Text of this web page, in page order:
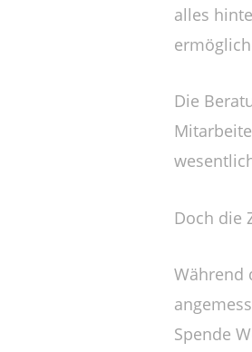
alles
Die
Doch die
Während
Spende